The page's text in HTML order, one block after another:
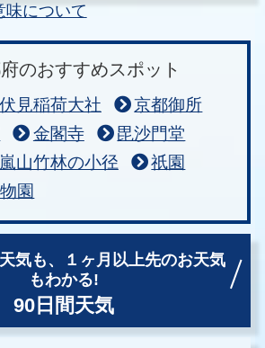
味について
のおすすめスポット
伏見稲荷大社
京都御所
金閣寺
毘沙門堂
嵐山竹林の小径
祇園
園
気も、
１ヶ月以上先のお天気
もわかる!
90日間天気